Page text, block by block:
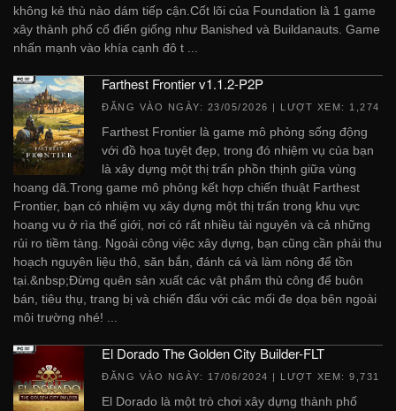
không kẻ thù nào dám tiếp cận.Cốt lõi của Foundation là 1 game
xây thành phố cổ điển giống như Banished và Buildanauts. Game
nhấn mạnh vào khía cạnh đô t ...
Farthest Frontier v1.1.2-P2P
ĐĂNG VÀO NGÀY: 23/05/2026 | LƯỢT XEM: 1,274
Farthest Frontier là game mô phỏng sống động
với đồ họa tuyệt đẹp, trong đó nhiệm vụ của bạn
là xây dựng một thị trấn phồn thịnh giữa vùng
hoang dã.Trong game mô phỏng kết hợp chiến thuật Farthest
Frontier, bạn có nhiệm vụ xây dựng một thị trấn trong khu vực
hoang vu ở rìa thế giới, nơi có rất nhiều tài nguyên và cả những
rủi ro tiềm tàng. Ngoài công việc xây dựng, bạn cũng cần phải thu
hoạch nguyên liệu thô, săn bắn, đánh cá và làm nông để tồn
tại.&nbsp;Đừng quên sản xuất các vật phẩm thủ công để buôn
bán, tiêu thụ, trang bị và chiến đấu với các mối đe dọa bên ngoài
môi trường nhé! ...
El Dorado The Golden City Builder-FLT
ĐĂNG VÀO NGÀY: 17/06/2024 | LƯỢT XEM: 9,731
El Dorado là một trò chơi xây dựng thành phố